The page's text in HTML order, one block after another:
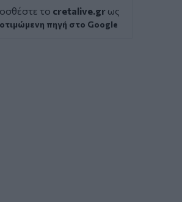
το cretalive.gr ως
πηγή στο Google